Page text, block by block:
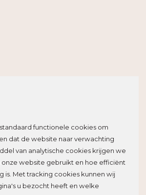
renoveren? Zo beïnvloed je de
functionele cookies om
dat de website naar verwachting
van analytische cookies krijgen we
onze website gebruikt en hoe efficiënt
is. Met tracking cookies kunnen wij
u bezocht heeft en welke